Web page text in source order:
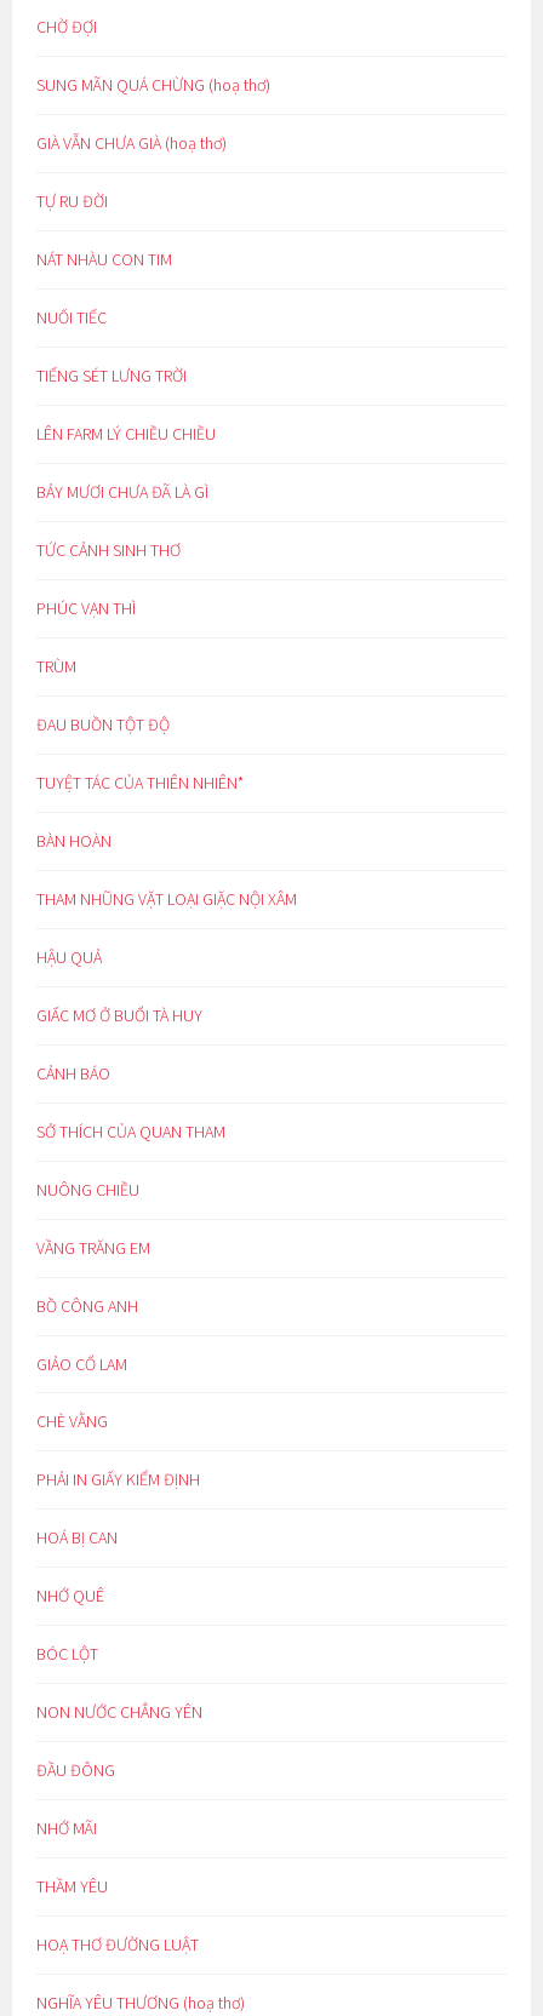
CHỜ ĐỢI
SUNG MÃN QUÁ CHỪNG (hoạ thơ)
GIÀ VẪN CHƯA GIÀ (hoạ thơ)
TỰ RU ĐỜI
NÁT NHÀU CON TIM
NUỐI TIẾC
TIẾNG SÉT LƯNG TRỜI
LÊN FARM LÝ CHIỀU CHIỀU
BẢY MƯƠI CHƯA ĐÃ LÀ GÌ
TỨC CẢNH SINH THƠ
PHÚC VẠN THÌ
TRÙM
ĐAU BUỒN TỘT ĐỘ
TUYỆT TÁC CỦA THIÊN NHIÊN*
BÀN HOÀN
THAM NHŨNG VẶT LOẠI GIẶC NỘI XÂM
HẬU QUẢ
GIẤC MƠ Ở BUỔI TÀ HUY
CẢNH BÁO
SỞ THÍCH CỦA QUAN THAM
NUÔNG CHIỀU
VẦNG TRĂNG EM
BỒ CÔNG ANH
GIẢO CỔ LAM
CHÈ VẰNG
PHẢI IN GIẤY KIỂM ĐỊNH
HOÁ BỊ CAN
NHỚ QUÊ
BÓC LỘT
NON NƯỚC CHẲNG YÊN
ĐẦU ĐÔNG
NHỚ MÃI
THẦM YÊU
HOẠ THƠ ĐƯỜNG LUẬT
NGHĨA YÊU THƯƠNG (hoạ thơ)